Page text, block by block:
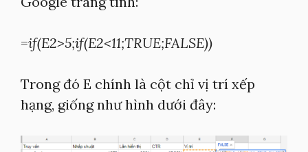
=if(E2>5;if(E2<11;TRUE;FALSE))
Trong đó E chính là cột chỉ vị trí xếp
hạng, giống như hình dưới đây: